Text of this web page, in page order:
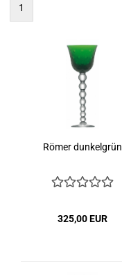
1
Römer dunkelgrün
325,00 EUR